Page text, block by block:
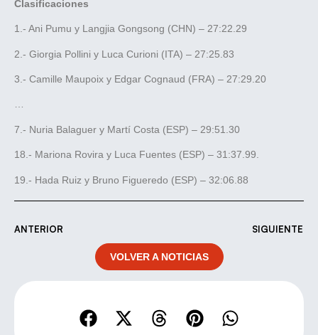
Clasificaciones
1.- Ani Pumu y Langjia Gongsong (CHN) – 27:22.29
2.- Giorgia Pollini y Luca Curioni (ITA) – 27:25.83
3.- Camille Maupoix y Edgar Cognaud (FRA) – 27:29.20
…
7.- Nuria Balaguer y Martí Costa (ESP) – 29:51.30
18.- Mariona Rovira y Luca Fuentes (ESP) – 31:37.99.
19.- Hada Ruiz y Bruno Figueredo (ESP) – 32:06.88
ANTERIOR SIGUIENTE
VOLVER A NOTICIAS